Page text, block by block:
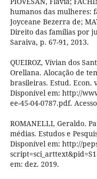
humanos das mulheres:
Joyceane Bezerra de;
Direito das famílias por
Saraiva, p. 67-91, 2013.
QUEIROZ, Vívian dos
Orellana. Alocação de
brasileiras. Estud. Econ.
Disponível em: http://
ee-45-04-0787.pdf.
ROMANELLI, Geraldo.
médias. Estudos e
Disponível em: http://
em: dez. 2019.